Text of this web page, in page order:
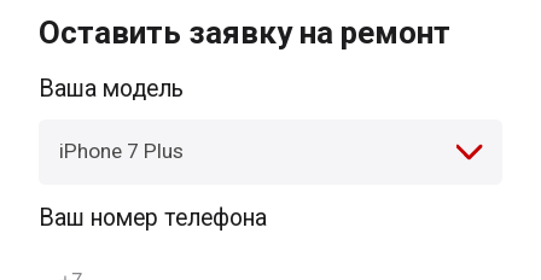
Оставить заявку на ремонт
Ваша модель
iPhone 7 Plus
Ваш номер телефона